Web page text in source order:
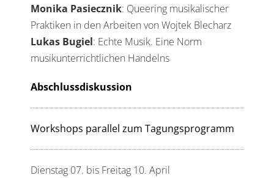
Monika Pasiecznik: Queering musikalischer
Praktiken in den Arbeiten von Wojtek Blecharz
Lukas Bugiel: Echte Musik. Eine Norm
musikunterrichtlichen Handelns
Abschlussdiskussion
Workshops parallel zum Tagungsprogramm
Dienstag 07. bis Freitag 10. April